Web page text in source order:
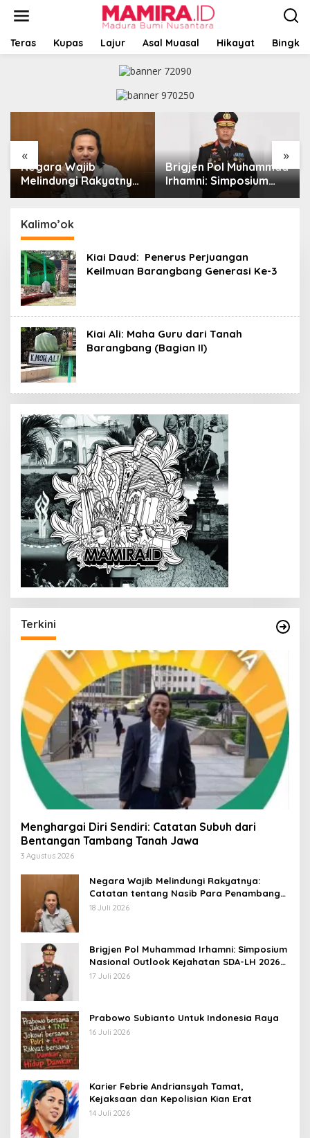
t
Teras Kupas Lajur Asal Muasal Hikayat Bingkai
« »
Negara Wajib
Melindungi Rakyatnya:
Catatan tentang Nasib
Belerang Kawah Ijen
Brigjen Pol Muhammad
Irhamni: Simposium
Nasional Outlook
Kalimo’ok
Kiai Daud: Penerus Perjuangan
Keilmuan Barangbang Generasi Ke-3
Kiai Ali: Maha Guru dari Tanah
Barangbang (Bagian II)
Terkini
Menghargai Diri Sendiri: Catatan Subuh dari
Bentangan Tambang Tanah Jawa
3 Agustus 2026
Negara Wajib Melindungi Rakyatnya:
Catatan tentang Nasib Para Penambang
Belerang Kawah Ijen
18 Juli 2026
Brigjen Pol Muhammad Irhamni: Simposium
Nasional Outlook Kejahatan SDA-LH 2026–
2030 Beri Banyak Masukan Bagi APH
17 Juli 2026
Prabowo Subianto Untuk Indonesia Raya
16 Juli 2026
Karier Febrie Andriansyah Tamat,
Kejaksaan dan Kepolisian Kian Erat
14 Juli 2026